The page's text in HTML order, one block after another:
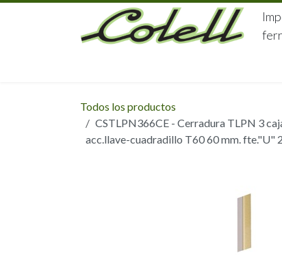
Ir al contenido
Todos los productos
CSTLPN366CE - Cerradura TLPN 3
acc.llave-cuadradillo T60 60 mm. fte."U"